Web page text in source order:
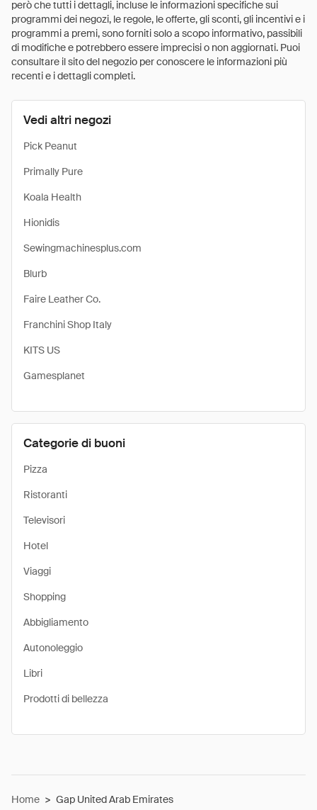
però che tutti i dettagli, incluse le informazioni specifiche sui
programmi dei negozi, le regole, le offerte, gli sconti, gli incentivi e i
programmi a premi, sono forniti solo a scopo informativo, passibili
di modifiche e potrebbero essere imprecisi o non aggiornati. Puoi
consultare il sito del negozio per conoscere le informazioni più
recenti e i dettagli completi.
Vedi altri negozi
Pick Peanut
Primally Pure
Koala Health
Hionidis
Sewingmachinesplus.com
Blurb
Faire Leather Co.
Franchini Shop Italy
KITS US
Gamesplanet
Categorie di buoni
Pizza
Ristoranti
Televisori
Hotel
Viaggi
Shopping
Abbigliamento
Autonoleggio
Libri
Prodotti di bellezza
Home > Gap United Arab Emirates